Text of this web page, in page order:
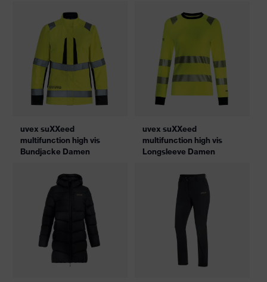
uvex suXXeed
multifunction high vis
Bundjacke Damen
uvex suXXeed
multifunction high vis
Longsleeve Damen